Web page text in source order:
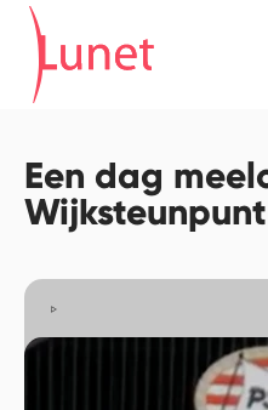
Een dag
Wijksteunpunt